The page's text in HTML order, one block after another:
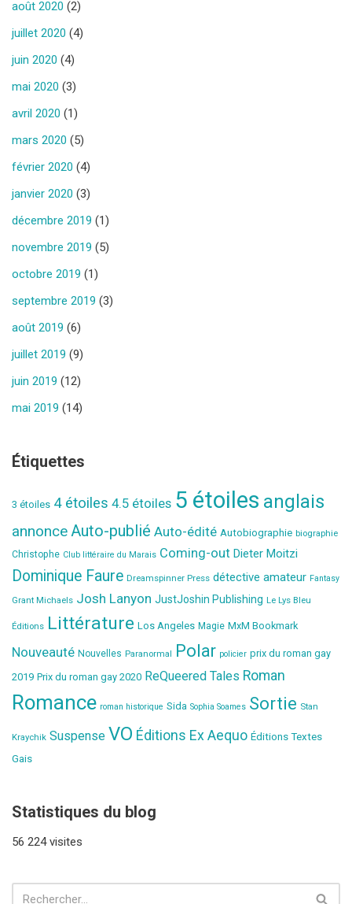
août 2020 (2)
juillet 2020 (4)
juin 2020 (4)
mai 2020 (3)
avril 2020 (1)
mars 2020 (5)
février 2020 (4)
janvier 2020 (3)
décembre 2019 (1)
novembre 2019 (5)
octobre 2019 (1)
septembre 2019 (3)
août 2019 (6)
juillet 2019 (9)
juin 2019 (12)
mai 2019 (14)
Étiquettes
3 étoiles 4 étoiles 4.5 étoiles 5 étoiles anglais
annonce Auto-publié Auto-édité Autobiographie biographie
Christophe Club littéraire du Marais Coming-out Dieter Moitzi
Dominique Faure Dreamspinner Press détective amateur Fantasy
Grant Michaels Josh Lanyon JustJoshin Publishing Le Lys Bleu
Éditions Littérature Los Angeles Magie MxM Bookmark
Nouveauté Nouvelles Paranormal Polar policier prix du roman gay
2019 Prix du roman gay 2020 ReQueered Tales Roman
Romance roman historique Sida Sophia Soames Sortie Stan
Kraychik Suspense VO Éditions Ex Aequo Éditions Textes
Gais
Statistiques du blog
56 224 visites